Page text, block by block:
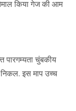
किया गेज की आम
पारगम्यता चुंबकीय
निकल. इस माप उच्च